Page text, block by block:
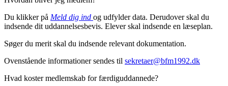
Du klikker på Meld dig ind og udfylder data. Derudover skal du
indsende dit uddannelsesbevis. Elever skal indsende en læseplan.
Søger du merit skal du indsende relevant dokumentation.
Ovenstående informationer sendes til sekretaer@bfm1992.dk
Hvad koster medlemskab for færdiguddannede?